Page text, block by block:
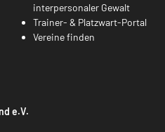
interpersonaler Gewalt
Trainer- & Platzwart-Portal
Vereine finden
e.V.